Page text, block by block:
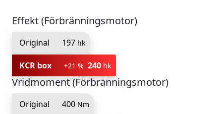
Effekt (Förbränningsmotor)
Original 197 hk
KCR box +21 % 240 hk
Vridmoment (Förbränningsmotor)
Original 400 Nm